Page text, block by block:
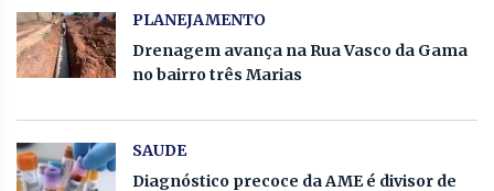
PLANEJAMENTO
Drenagem avança na Rua Vasco da Gama
no bairro três Marias
SAUDE
Diagnóstico precoce da AME é divisor de